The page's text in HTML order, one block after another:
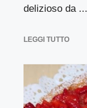
delizioso da ...
LEGGI TUTTO